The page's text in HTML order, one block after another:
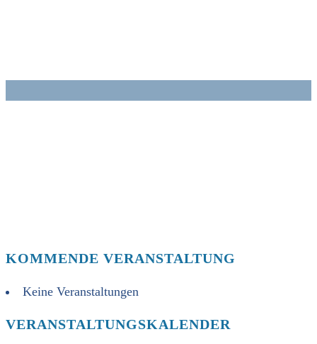
KOMMENDE VERANSTALTUNG
Keine Veranstaltungen
VERANSTALTUNGSKALENDER